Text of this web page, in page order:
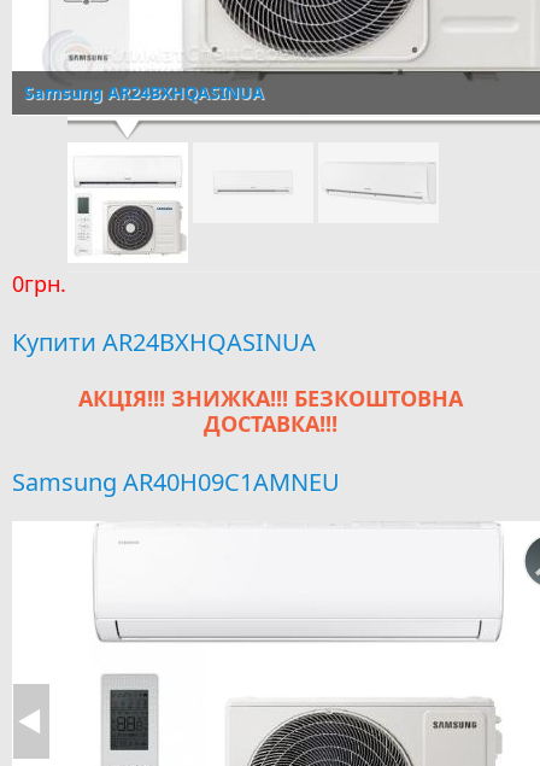
Samsung AR24BXHQASINUA
0грн.
Купити AR24BXHQASINUA
АКЦІЯ!!! ЗНИЖКА!!! БЕЗКОШТОВНА
ДОСТАВКА!!!
Samsung AR40H09C1AMNEU